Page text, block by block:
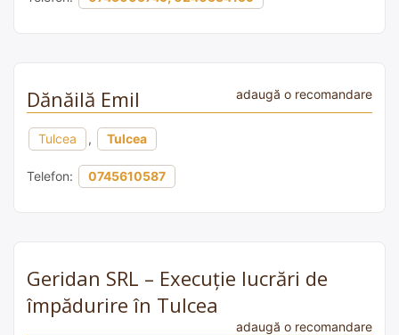
Dănăilă Emil adaugă o recomandare
Tulcea , Tulcea
Telefon: 0745610587
Geridan SRL – Execuție lucrări de
împădurire în Tulcea
adaugă o recomandare